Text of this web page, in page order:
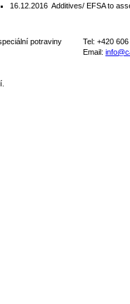
16.12.2016 Additives/ EFSA to
potraviny
Tel: +420
Email: